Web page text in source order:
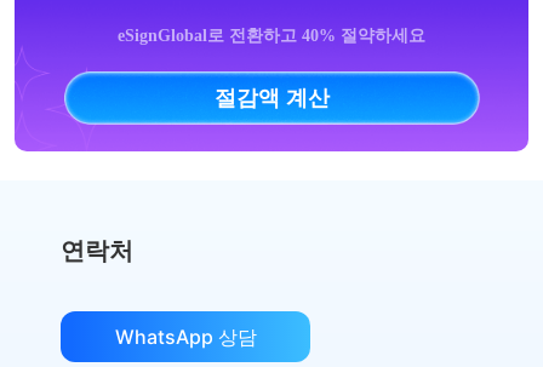
eSignGlobal로 전환하고 40% 절약하세요
절감액 계산
연락처
WhatsApp 상담